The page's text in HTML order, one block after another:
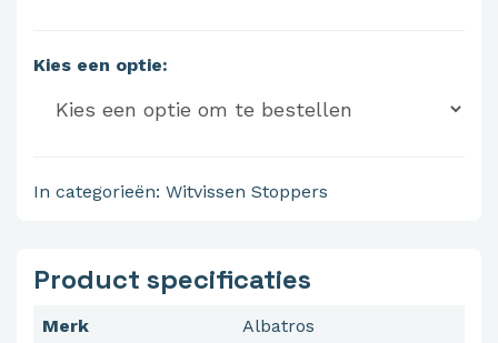
Kies een optie:
In categorieën: Witvissen Stoppers
Product specificaties
Merk
Albatros